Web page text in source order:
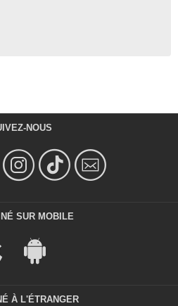
NOUS
SUR MOBILE
À L'ÉTRANGER